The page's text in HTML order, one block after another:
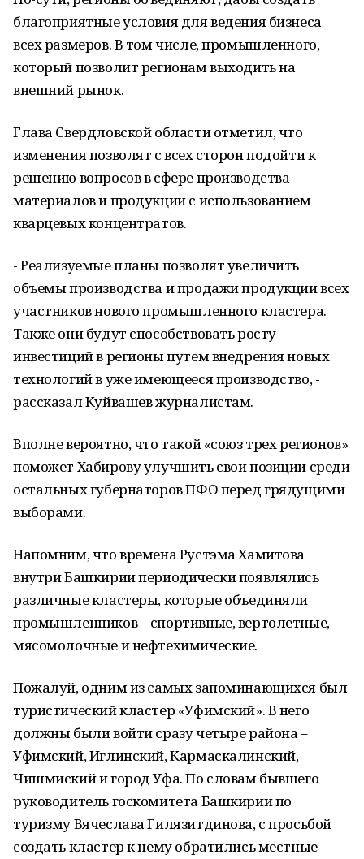
благоприятные условия для ведения бизнеса
всех размеров. В том числе, промышленного,
который позволит регионам выходить на
внешний рынок.
Глава Свердловской области отметил, что
изменения позволят с всех сторон подойти к
решению вопросов в сфере производства
материалов и продукции с использованием
кварцевых концентратов.
- Реализуемые планы позволят увеличить
объемы производства и продажи продукции всех
участников нового промышленного кластера.
Также они будут способствовать росту
инвестиций в регионы путем внедрения новых
технологий в уже имеющееся производство, -
рассказал Куйвашев журналистам.
Вполне вероятно, что такой «союз трех регионов»
поможет Хабирову улучшить свои позиции среди
остальных губернаторов ПФО перед грядущими
выборами.
Напомним, что времена Рустэма Хамитова
внутри Башкирии периодически появлялись
различные кластеры, которые объединяли
промышленников – спортивные, вертолетные,
мясомолочные и нефтехимические.
Пожалуй, одним из самых запоминающихся был
туристический кластер «Уфимский». В него
должны были войти сразу четыре района –
Уфимский, Иглинский, Кармаскалинский,
Чишмиский и город Уфа. По словам бывшего
руководитель госкомитета Башкирии по
туризму Вячеслава Гилязитдинова, с просьбой
создать кластер к нему обратились местные